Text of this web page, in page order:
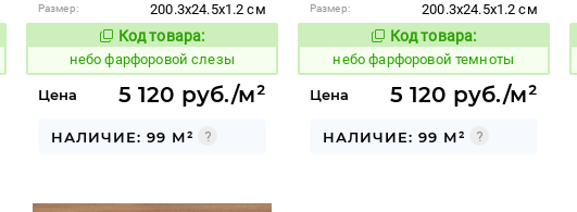
Размер:
200.3x24.5x1.2 см
Код товара:
1123346Код товара:
небо фарфоровой слезы
Цена 5 120 руб./м²
НАЛИЧИЕ: 99 М²
Размер:
200.3x24.5x1.2 см
Код товара:
1123352 Код товара:
небо фарфоровой темноты
Цена 5 120 руб./м²
НАЛИЧИЕ: 99 М²